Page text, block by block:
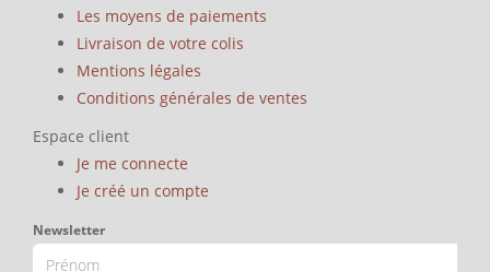
Les moyens de paiements
Livraison de votre colis
Mentions légales
Conditions générales de ventes
Espace client
Je me connecte
Je créé un compte
Newsletter